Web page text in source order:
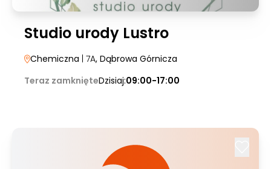
Studio urody Lustro
Chemiczna | 7A, Dąbrowa Górnicza
Teraz zamknięteDzisiaj:09:00-17:00